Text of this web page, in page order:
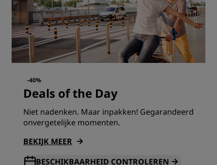
-40%
Deals of the Day
Niet nadenken. Maar inpakken! Gegarandeerd
onvergetelijke momenten.
BEKIJK MEER
BESCHIKBAARHEID CONTROLEREN